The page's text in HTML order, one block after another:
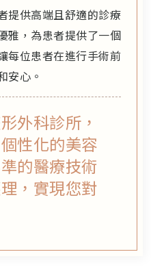
提供高端且舒適的診療
雅，為患者提供了一個
每位患者在進行手術前
安心。
外科診所，
性化的美容
的醫療技術
，實現您對